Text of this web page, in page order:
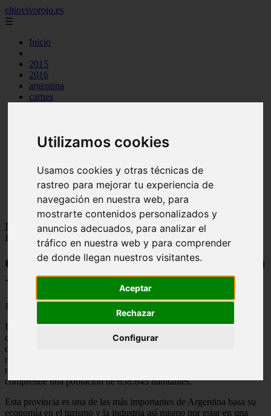
Utilizamos cookies
Usamos cookies y otras técnicas de
rastreo para mejorar tu experiencia de
navegación en nuestra web, para
mostrarte contenidos personalizados y
anuncios adecuados, para analizar el
tráfico en nuestra web y para comprender
de donde llegan nuestros visitantes.
Aceptar
Rechazar
Configurar
eltiovivorojo.es
☰
Inicio
2015
2016
argentina
carnes
mariscos
otros
producto
reposteria
verduras
Inicio
recetas >Comidas típicas de Río Negro (Argentina) +
RECETAS ✔✔
Comidas típicas de Río Negro (Argentina)
+ RECETAS ✔✔
📅 08/05/2025
La provincia de Río Negro, es una de las 23 provincias que
conforman el país, está ubicada hacia el sur del país por lo tanto
comprende como una región patagónica, es una de las provincias
más grandes en territorio ya que ocupa la mitad del sur Argentino,
tiene su capital con el nombre de Viedma y toda la provincia
comprende una población de 638.645 habitantes.
Esta provincia es una de las más importantes de Argentina basa su
economía en el turismo y la industria así mismo por estar en una